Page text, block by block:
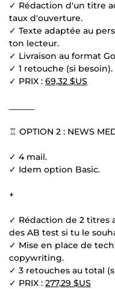
✓ Rédaction d'un titre
taux d'ouverture.
✓ Texte adaptée au
ton lecteur.
✓ Livraison au format
✓ 1 retouche (si besoin).
✓ PRIX : 69,32 $US
♖ OPTION 2 : NEWS
✓ 4 mail.
✓ Idem option Basic.
+
✓ Rédaction de 2 titres
des AB test si tu le
✓ Mise en place de
copywriting.
✓ 3 retouches au total
✓ PRIX : 277,29 $US